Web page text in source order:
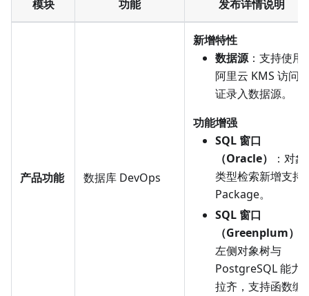
模块 功能 发布详情说明
产品功能 数据库 DevOps
新增特性
数据源：支持使用
阿里云 KMS 访问
证录入数据源。
功能增强
SQL 窗口
（Oracle）
：对象
类型检索新增支持
Package。
SQL 窗口
（Greenplum）
左侧对象树与
PostgreSQL 能力
拉齐，支持函数编